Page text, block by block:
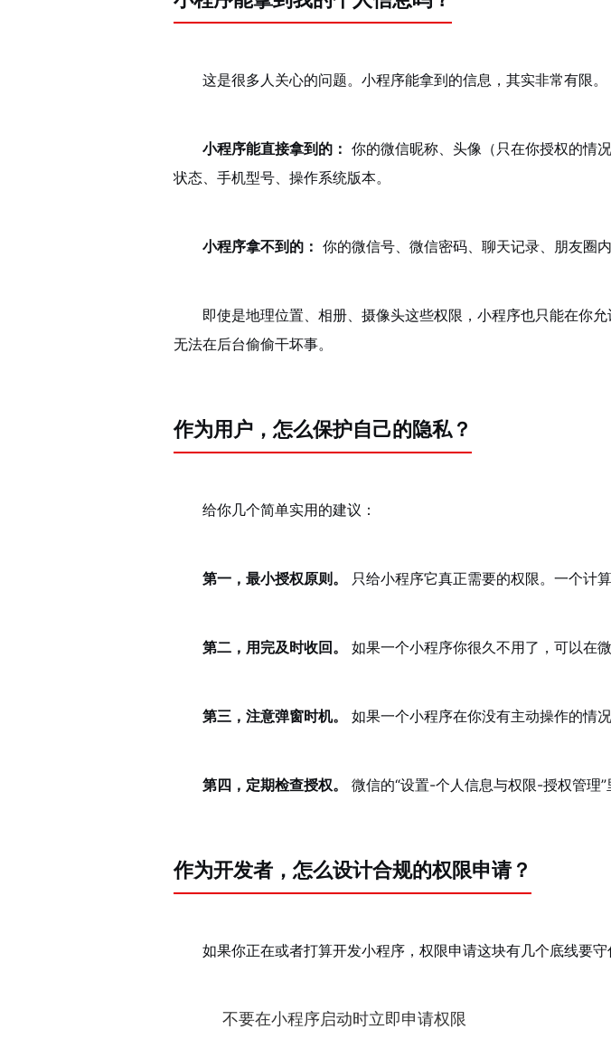
这是很多人关心的问题。小程序能拿到的信息，其实非常有限。
小程序能直接拿到的： 你的微信昵称、头像（只在你授权的情
状态、手机型号、操作系统版本。
小程序拿不到的： 你的微信号、微信密码、聊天记录、朋友圈
即使是地理位置、相册、摄像头这些权限，小程序也只能在你
无法在后台偷偷干坏事。
作为用户，怎么保护自己的隐私？
给你几个简单实用的建议：
第一，最小授权原则。 只给小程序它真正需要的权限。一个计
第二，用完及时收回。 如果一个小程序你很久不用了，可以在
第三，注意弹窗时机。 如果一个小程序在你没有主动操作的情
第四，定期检查授权。 微信的“设置-个人信息与权限-授权管理
作为开发者，怎么设计合规的权限申请？
如果你正在或者打算开发小程序，权限申请这块有几个底线要守
不要在小程序启动时立即申请权限